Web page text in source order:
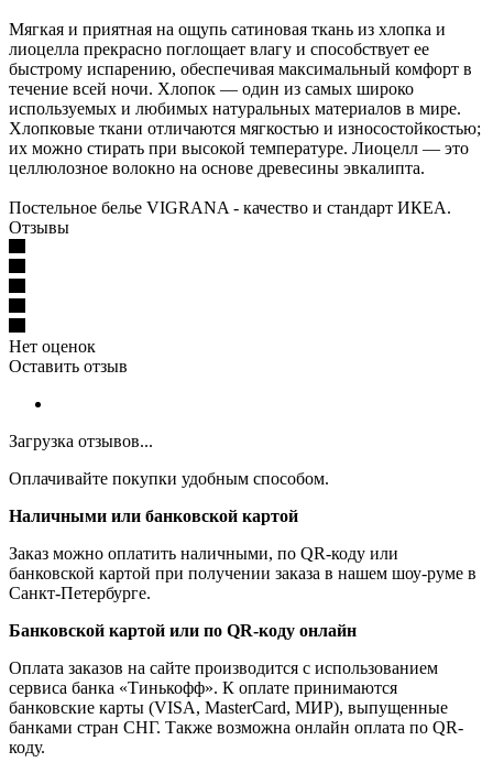
Мягкая и приятная на ощупь сатиновая ткань из хлопка и
лиоцелла прекрасно поглощает влагу и способствует ее
быстрому испарению, обеспечивая максимальный комфорт в
течение всей ночи. Хлопок — один из самых широко
используемых и любимых натуральных материалов в мире.
Хлопковые ткани отличаются мягкостью и износостойкостью;
их можно стирать при высокой температуре. Лиоцелл — это
целлюлозное волокно на основе древесины эвкалипта.
Постельное белье VIGRANA - качество и стандарт ИКЕА.
Отзывы
Нет оценок
Оставить отзыв
Загрузка отзывов...
Оплачивайте покупки удобным способом.
Наличными или банковской картой
Заказ можно оплатить наличными, по QR-коду или
банковской картой при получении заказа в нашем шоу-руме в
Санкт-Петербурге.
Банковской картой или по QR-коду онлайн
Оплата заказов на сайте производится с использованием
сервиса банка «Тинькофф». К оплате принимаются
банковские карты (VISA, MasterCard, МИР), выпущенные
банками стран СНГ. Также возможна онлайн оплата по QR-
коду.